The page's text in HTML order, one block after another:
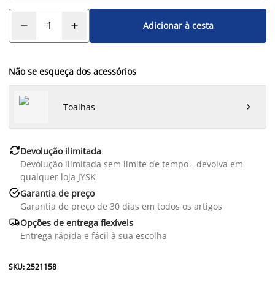
Adicionar à cesta
Não se esqueça dos acessórios
Toalhas 
Devolução ilimitada
Devolução ilimitada sem limite de tempo - devolva em
qualquer loja JYSK
Garantia de preço
Garantia de preço de 30 dias em todos os artigos
Opções de entrega flexíveis
Entrega rápida e fácil à sua escolha
SKU: 2521158